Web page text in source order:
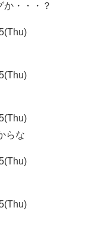
・・・？
らな